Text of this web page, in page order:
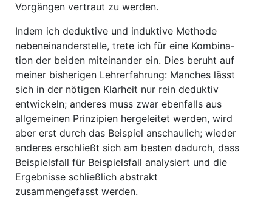
Vorgängen vertraut zu werden.
Indem ich deduktive und induktive Methode
nebeneinanderstelle, trete ich für eine Kombina­
tion der beiden miteinander ein. Dies beruht auf
meiner bisherigen Lehrerfahrung: Manches lässt
sich in der nötigen Klarheit nur rein deduktiv
entwickeln; anderes muss zwar ebenfalls aus
allgemeinen Prinzipien hergeleitet werden, wird
aber erst durch das Beispiel anschaulich; wie­der
anderes erschließt sich am besten dadurch, dass
Beispielsfall für Beispielsfall analysiert und die
Ergebnisse schließlich abstrakt
zusammengefasst werden.